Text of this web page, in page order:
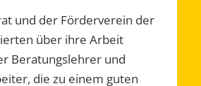
und der Förderverein der
über ihre Arbeit
Beratungslehrer und
die zu einem guten